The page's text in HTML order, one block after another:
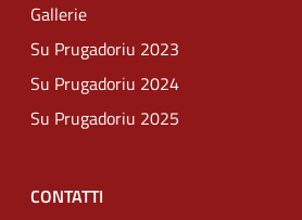
Gallerie
Su Prugadoriu 2023
Su Prugadoriu 2024
Su Prugadoriu 2025
CONTATTI